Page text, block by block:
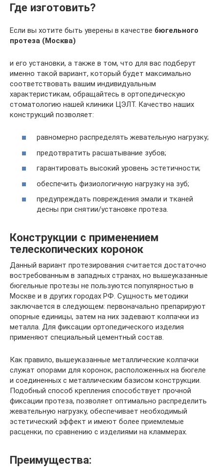
Где изготовить?
Если вы хотите быть уверены в качестве бюгельного
протеза (Москва)
и его установки, а также в том, что для вас подберут
именно такой вариант, который будет максимально
соответствовать вашим индивидуальным
характеристикам, обращайтесь в ортопедическую
стоматологию нашей клиники ЦЭЛТ. Качество наших
конструкций позволяет:
равномерно распределять жевательную нагрузку;
предотвратить расшатывание зубов;
гарантировать высокий уровень эстетичности;
обеспечить физиологичную нагрузку на зуб;
предупреждать повреждения эмали и тканей
десны при снятии/установке протеза.
Конструкции с применением
телескопических коронок
Данный вариант протезирования считается достаточно
востребованным в западных странах, но вышеуказанные
бюгельные протезы не пользуются популярностью в
Москве и в других городах РФ. Сущность методики
заключается в следующем: первоначально препарируют
опорные единицы, затем на них задевают колпачки из
металла. Для фиксации ортопедического изделия
применяют специальный цементный состав.
Как правило, вышеуказанные металлические колпачки
служат опорами для коронок, расположенных на бюгеле
и соединенных с металлическим базисом конструкции.
Подобный способ крепления способствует прочной
фиксации протеза, позволяет оптимально распределить
жевательную нагрузку, обеспечивает необходимый
эстетический эффект и имеют более приемлемые
расценки, по сравнению с изделиями на кламмерах.
Преимущества: